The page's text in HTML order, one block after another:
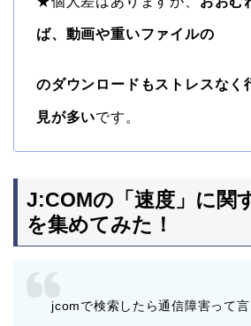
ば、動画や重いファイルの
のダウンロードもストレスなく
見が多いです。
J:COMの「速度」に関
を集めてみた！
jcomで検索したら通信障害って